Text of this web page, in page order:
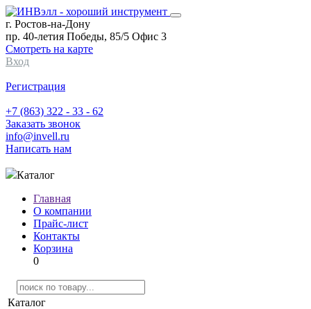
г. Ростов-на-Дону
пр. 40-летия Победы, 85/5 Офис 3
Смотреть на карте
Вход
Регистрация
+7 (863) 322 - 33 - 62
Заказать звонок
info@invell.ru
Написать нам
Каталог
Главная
О компании
Прайс-лист
Контакты
Корзина
0
Каталог